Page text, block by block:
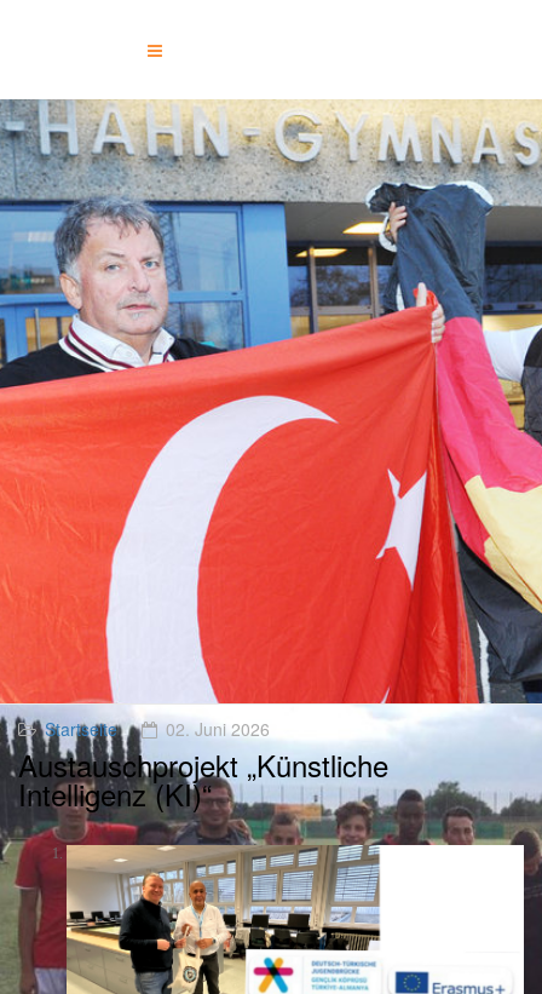
Startseite 02. Juni 2026
Austauschprojekt „Künstliche
Intelligenz (KI)“